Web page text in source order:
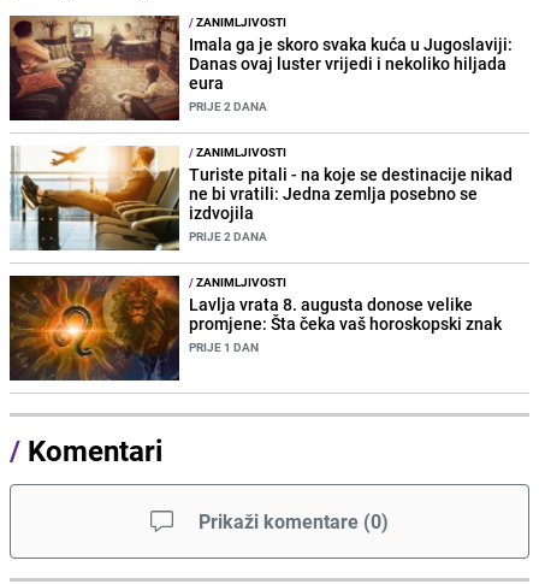
/ZANIMLJIVOSTI
Imala ga je skoro svaka kuća u Jugoslaviji:
Danas ovaj luster vrijedi i nekoliko hiljada
eura
PRIJE 2 DANA
/ZANIMLJIVOSTI
Turiste pitali - na koje se destinacije nikad
ne bi vratili: Jedna zemlja posebno se
izdvojila
PRIJE 2 DANA
/ZANIMLJIVOSTI
Lavlja vrata 8. augusta donose velike
promjene: Šta čeka vaš horoskopski znak
PRIJE 1 DAN
/ Komentari
Prikaži komentare (0)